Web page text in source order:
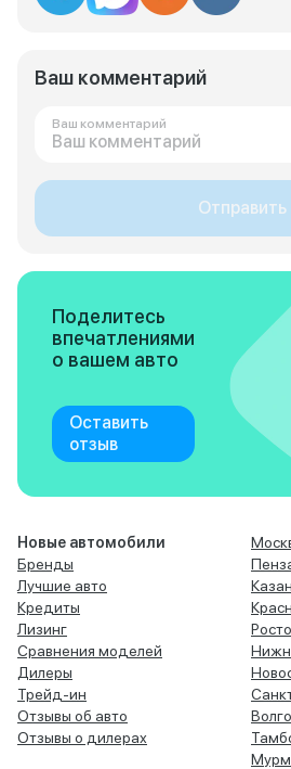
Ваш комментарий
Ваш комментарий
Отправить
Поделитесь
впечатлениями
о вашем авто
Оставить
отзыв
Новые автомобили
Бренды
Лучшие авто
Кредиты
Лизинг
Сравнения моделей
Дилеры
Трейд-ин
Отзывы об авто
Отзывы о дилерах